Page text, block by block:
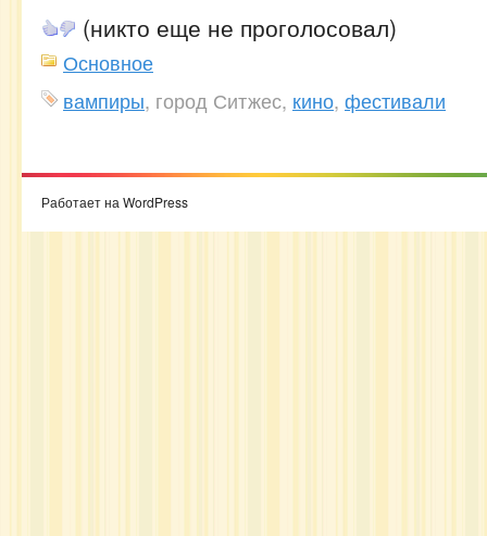
(никто еще не проголосовал)
Основное
вампиры, город Ситжес, кино, фестивали
Работает на WordPress